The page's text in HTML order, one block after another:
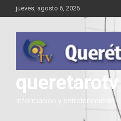
Saltar
al
jueves, agosto 6, 2026
queretarotv
Información y entretenimiento